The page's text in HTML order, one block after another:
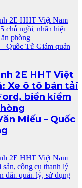
2E HHT Việt
Xe ô tô bán tải
biển kiểm
Miếu – Quốc